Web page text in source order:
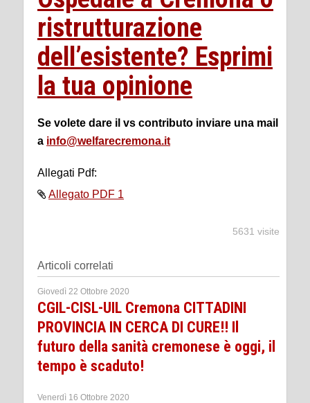
ristrutturazione
dell’esistente? Esprimi
la tua opinione
Se volete dare il vs contributo inviare una mail
a info@welfarecremona.it
Allegati Pdf:
Allegato PDF 1
5631 visite
Articoli correlati
Giovedì 22 Ottobre 2020
CGIL-CISL-UIL Cremona CITTADINI
PROVINCIA IN CERCA DI CURE!! Il
futuro della sanità cremonese è oggi, il
tempo è scaduto!
Venerdì 16 Ottobre 2020